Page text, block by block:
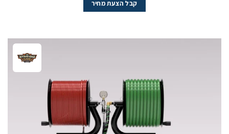
קבל הצעת מחיר